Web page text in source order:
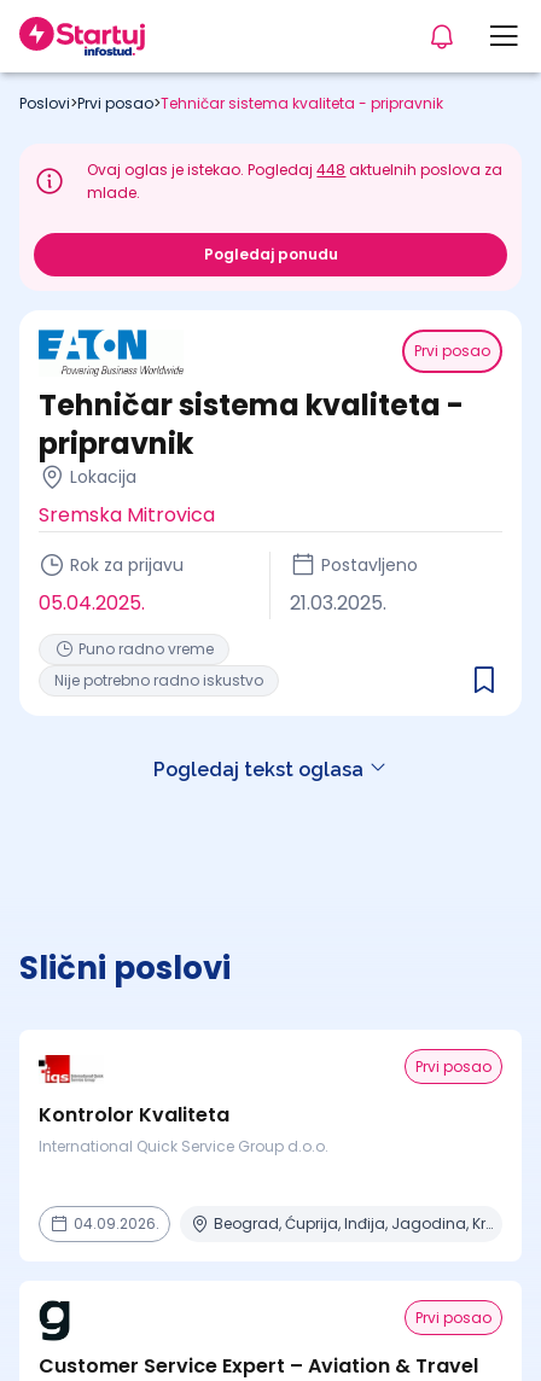
Poslovi>Prvi posao>Tehničar sistema kvaliteta - pripravnik
Ovaj oglas je istekao. Pogledaj448 aktuelnih poslova za
mlade.
Pogledaj ponudu
Prvi posao
Tehničar sistema kvaliteta -
pripravnik
Lokacija
Sremska Mitrovica
Rok za prijavu
05.04.2025.
Postavljeno
21.03.2025.
Puno radno vreme
Nije potrebno radno iskustvo
Pogledaj tekst oglasa
Slični poslovi
Prvi posao
Kontrolor Kvaliteta
International Quick Service Group d.o.o.
04.09.2026. Beograd, Ćuprija, Inđija, Jagodina, Kragujevac + 14 mesta
Prvi posao
Customer Service Expert – Aviation & Travel